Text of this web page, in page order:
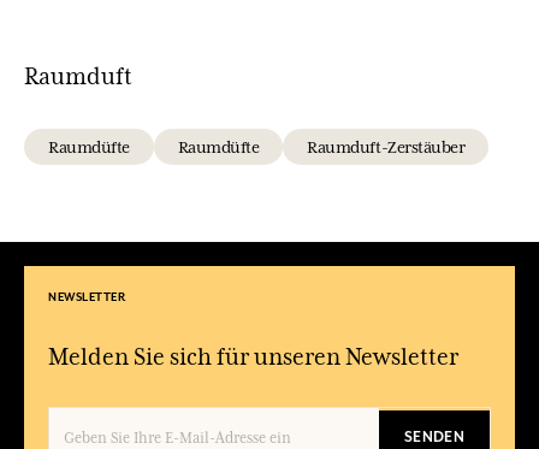
Raumduft
Raumdüfte Raumdüfte Raumduft-Zerstäuber
NEWSLETTER
Melden Sie sich für unseren Newsletter
SENDEN